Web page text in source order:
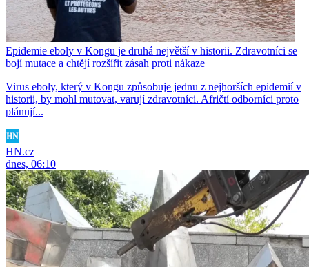
Epidemie eboly v Kongu je druhá největší v historii. Zdravotníci se
bojí mutace a chtějí rozšířit zásah proti nákaze
Virus eboly, který v Kongu způsobuje jednu z nejhorších epidemií v
historii, by mohl mutovat, varují zdravotníci. Afričtí odborníci proto
plánují...
HN.cz
dnes, 06:10